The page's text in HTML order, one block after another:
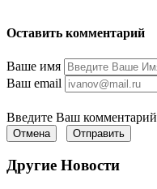
Оставить комментарий
Ваше имя
Ваш email
Введите Ваш комментарий
Отмена Отправить
Другие Новости